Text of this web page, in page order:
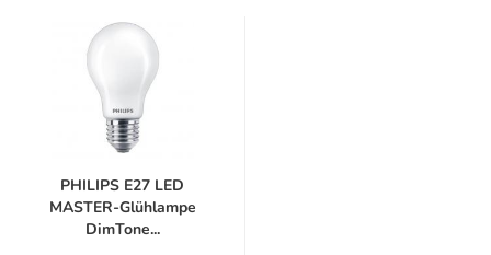
PHILIPS E27 LED
MASTER-Glühlampe
DimTone...